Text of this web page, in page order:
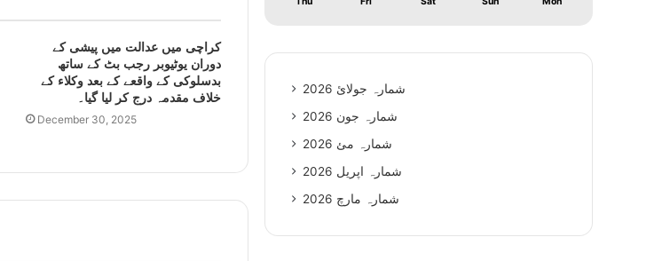
کراچی میں عدالت میں پیشی کے
دوران یوٹیوبر رجب بٹ کے ساتھ
بدسلوکی کے واقعے کے بعد وکلاء کے
خلاف مقدمہ درج کر لیا گیا۔
December 30, 2025
شمارہ جولائ 2026
شمارہ جون 2026
شمارہ مئ 2026
شمارہ اپریل 2026
شمارہ مارچ 2026